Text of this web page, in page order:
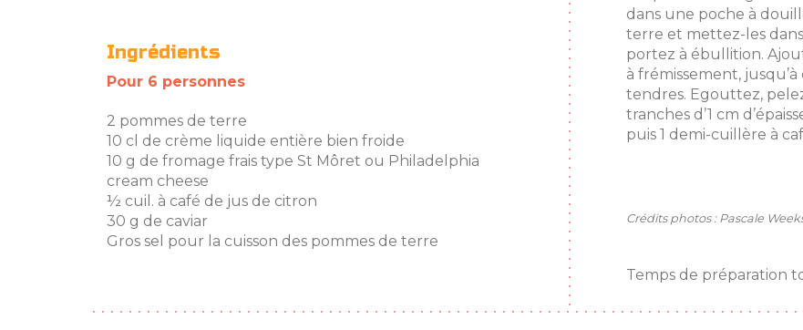
Ingrédients
Pour 6 personnes
2 pommes de terre
10 cl de crème liquide entière bien froide
10 g de fromage frais type St Môret ou Philadelphia
cream cheese
½ cuil. à café de jus de citron
30 g de caviar
Gros sel pour la cuisson des pommes de terre
dans une poche à
terre et mettez-les
portez à ébullition.
à frémissement,
tendres. Egouttez,
tranches d’1 cm
puis 1 demi-cuillère à
Crédits photos : Pascale
Temps de préparation